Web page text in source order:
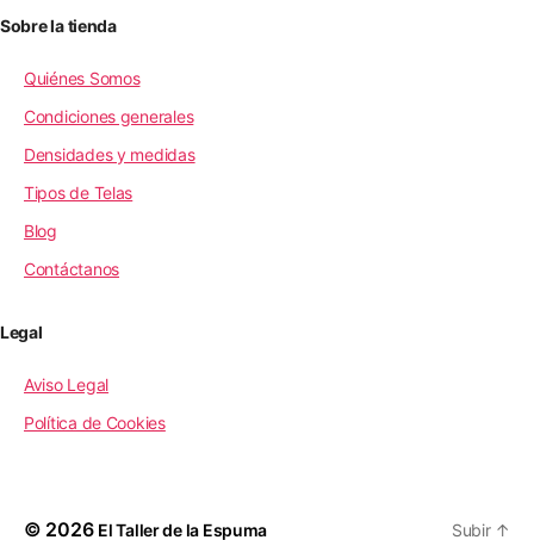
Sobre la tienda
Quiénes Somos
Condiciones generales
Densidades y medidas
Tipos de Telas
Blog
Contáctanos
Legal
Aviso Legal
Política de Cookies
© 2026 El Taller de la Espuma Subir ↑